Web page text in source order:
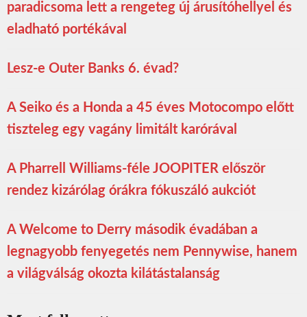
paradicsoma lett a rengeteg új árusítóhellyel és
eladható portékával
Lesz-e Outer Banks 6. évad?
A Seiko és a Honda a 45 éves Motocompo előtt
tiszteleg egy vagány limitált karórával
A Pharrell Williams-féle JOOPITER először
rendez kizárólag órákra fókuszáló aukciót
A Welcome to Derry második évadában a
legnagyobb fenyegetés nem Pennywise, hanem
a világválság okozta kilátástalanság